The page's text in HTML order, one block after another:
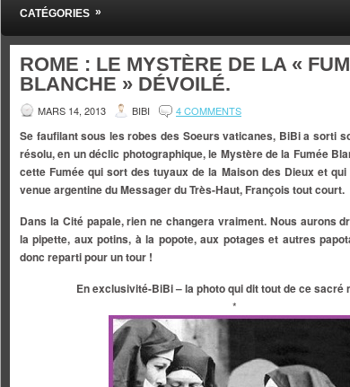
Pensez BiBi
Blog polémique sur l'Actualité, la Culture, la Politique, le
CATÉGORIES »
ROME : LE MYSTÈRE DE LA «
BLANCHE » DÉVOILÉ.
MARS 14, 2013 BIBI 4 COMMENTS
Se faufilant sous les robes des Soeurs vaticanes, BiBi a sorti
résolu,en un déclic photographique, le Mystère de la Fumée
cette Fumée qui sort des tuyaux de la Maison des Dieux et qui
venue argentine du Messager du Très-Haut, François tout court.
Dans la Cité papale, rien ne changera vraiment. Nous aurons
la pipette, aux potins, à la popote, aux potages et autres
donc reparti pour un tour !
En exclusivité-BiBi – la photo qui dit tout de ce sacré
*